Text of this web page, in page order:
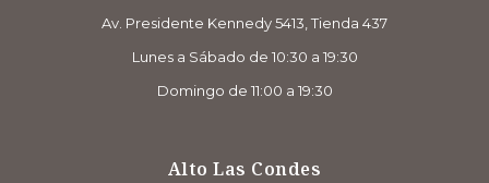
Av. Presidente Kennedy 5413, Tienda 437
Lunes a Sábado de 10:30 a 19:30
Domingo de 11:00 a 19:30
Alto Las Condes